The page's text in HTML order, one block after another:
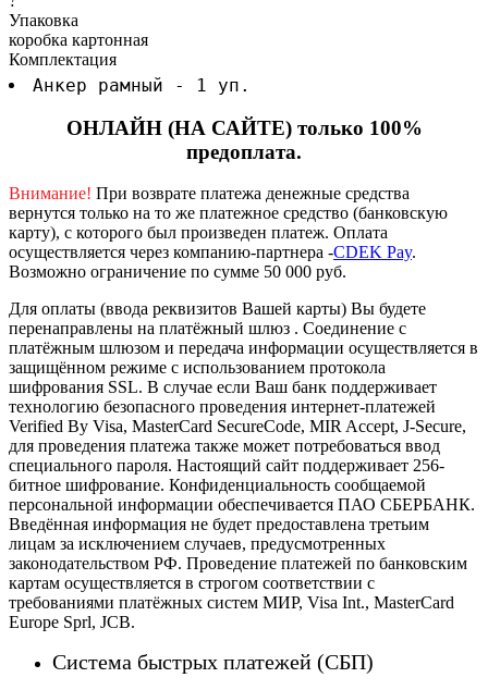
Упаковка
коробка картонная
Комплектация
Анкер рамный - 1 уп.
ОНЛАЙН (НА САЙТЕ) только 100%
предоплата.
Внимание! При возврате платежа денежные средства
вернутся только на то же платежное средство (банковскую
карту), с которого был произведен платеж. Оплата
осуществляется через компанию-партнера -CDEK Pay.
Возможно ограничение по сумме 50 000 руб.
Для оплаты (ввода реквизитов Вашей карты) Вы будете
перенаправлены на платёжный шлюз . Соединение с
платёжным шлюзом и передача информации осуществляется в
защищённом режиме с использованием протокола
шифрования SSL. В случае если Ваш банк поддерживает
технологию безопасного проведения интернет-платежей
Verified By Visa, MasterCard SecureCode, MIR Accept, J-Secure,
для проведения платежа также может потребоваться ввод
специального пароля. Настоящий сайт поддерживает 256-
битное шифрование. Конфиденциальность сообщаемой
персональной информации обеспечивается ПАО СБЕРБАНК.
Введённая информация не будет предоставлена третьим
лицам за исключением случаев, предусмотренных
законодательством РФ. Проведение платежей по банковским
картам осуществляется в строгом соответствии с
требованиями платёжных систем МИР, Visa Int., MasterCard
Europe Sprl, JCB.
Система быстрых платежей (СБП)